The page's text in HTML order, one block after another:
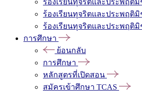
ร้องเรียนทุจริตและประพฤติ
ร้องเรียนทุจริตและประพฤติ
ร้องเรียนทุจริตและประพฤติ
การศึกษา
ย้อนกลับ
การศึกษา
หลักสูตรที่เปิดสอน
สมัครเข้าศึกษา TCAS